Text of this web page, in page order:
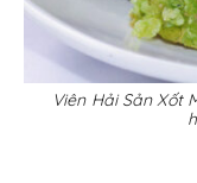
Viên Hải Sản Xốt